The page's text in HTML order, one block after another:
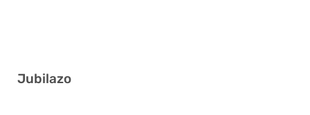
Jubilazo